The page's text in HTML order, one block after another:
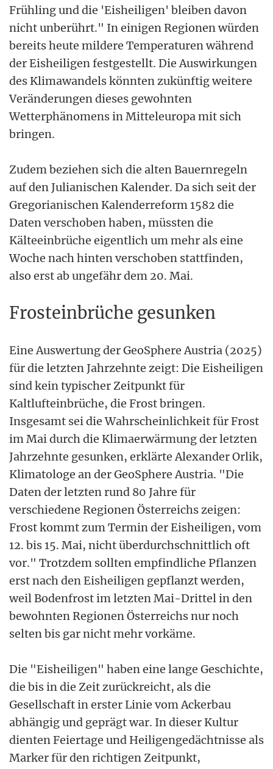
Frühling und die 'Eisheiligen' bleiben davon
nicht unberührt." In einigen Regionen würden
bereits heute mildere Temperaturen während
der Eisheiligen festgestellt. Die Auswirkungen
des Klimawandels könnten zukünftig weitere
Veränderungen dieses gewohnten
Wetterphänomens in Mitteleuropa mit sich
bringen.
Zudem beziehen sich die alten Bauernregeln
auf den Julianischen Kalender. Da sich seit der
Gregorianischen Kalenderreform 1582 die
Daten verschoben haben, müssten die
Kälteeinbrüche eigentlich um mehr als eine
Woche nach hinten verschoben stattfinden,
also erst ab ungefähr dem 20. Mai.
Frosteinbrüche gesunken
Eine Auswertung der GeoSphere Austria (2025)
für die letzten Jahrzehnte zeigt: Die Eisheiligen
sind kein typischer Zeitpunkt für
Kaltlufteinbrüche, die Frost bringen.
Insgesamt sei die Wahrscheinlichkeit für Frost
im Mai durch die Klimaerwärmung der letzten
Jahrzehnte gesunken, erklärte Alexander Orlik,
Klimatologe an der GeoSphere Austria. "Die
Daten der letzten rund 80 Jahre für
verschiedene Regionen Österreichs zeigen:
Frost kommt zum Termin der Eisheiligen, vom
12. bis 15. Mai, nicht überdurchschnittlich oft
vor." Trotzdem sollten empfindliche Pflanzen
erst nach den Eisheiligen gepflanzt werden,
weil Bodenfrost im letzten Mai-Drittel in den
bewohnten Regionen Österreichs nur noch
selten bis gar nicht mehr vorkäme.
Die "Eisheiligen" haben eine lange Geschichte,
die bis in die Zeit zurückreicht, als die
Gesellschaft in erster Linie vom Ackerbau
abhängig und geprägt war. In dieser Kultur
dienten Feiertage und Heiligengedächtnisse als
Marker für den richtigen Zeitpunkt,